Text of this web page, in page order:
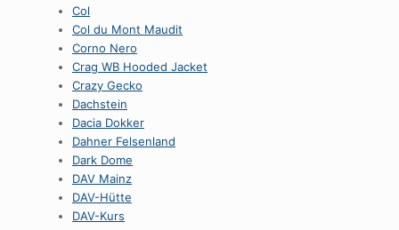
Col
Col du Mont Maudit
Corno Nero
Crag WB Hooded Jacket
Crazy Gecko
Dachstein
Dacia Dokker
Dahner Felsenland
Dark Dome
DAV Mainz
DAV-Hütte
DAV-Kurs